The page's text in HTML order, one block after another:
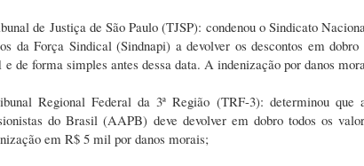
de Justiça de São Paulo (TJSP): condenou o Sindicato
da Força Sindical (Sindnapi) a devolver os descontos em
e de forma simples antes dessa data. A indenização por danos
Regional Federal da 3ª Região (TRF-3): determinou que
do Brasil (AAPB) deve devolver em dobro todos os
em R$ 5 mil por danos morais;